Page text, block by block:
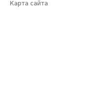
Карта сайта